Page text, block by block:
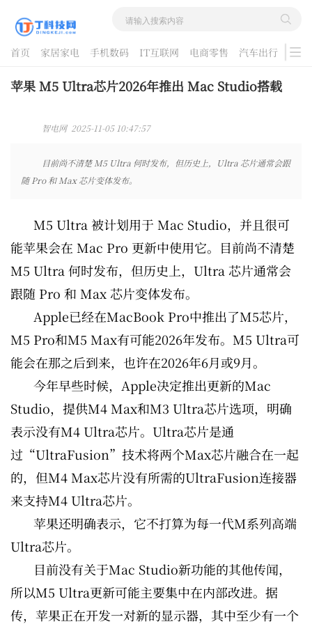
首页 家居家电 手机数码 IT互联网 电商零售 汽车出行
游戏
酷品评测
苹果 M5 Ultra芯片2026年推出 Mac Studio搭载
智电网 2025-11-05 10:47:57
目前尚不清楚 M5 Ultra 何时发布，但历史上，Ultra 芯片通常会跟
随 Pro 和 Max 芯片变体发布。
M5 Ultra 被计划用于 Mac Studio，并且很可
能苹果会在 Mac Pro 更新中使用它。目前尚不清楚
M5 Ultra 何时发布，但历史上，Ultra 芯片通常会
跟随 Pro 和 Max 芯片变体发布。
Apple已经在MacBook Pro中推出了M5芯片，
M5 Pro和M5 Max有可能2026年发布。M5 Ultra可
能会在那之后到来，也许在2026年6月或9月。
今年早些时候，Apple决定推出更新的‌Mac
Studio‌，提供M4 Max和M3 Ultra芯片选项，明确
表示没有M4 Ultra芯片。Ultra芯片是通
过“UltraFusion”技术将两个Max芯片融合在一起
的，但M4 Max芯片没有所需的UltraFusion连接器
来支持M4 Ultra芯片。
苹果还明确表示，它不打算为每一代M系列高端
Ultra芯片。
目前没有关于‌Mac Studio‌新功能的其他传闻，
所以M5 Ultra更新可能主要集中在内部改进。据
传，苹果正在开发一对新的显示器，其中至少有一个